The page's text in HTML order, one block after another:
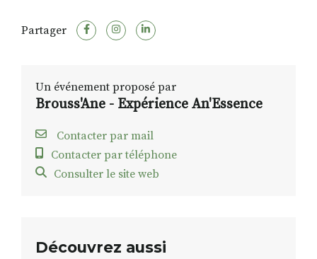
Partager
Un événement proposé par
Brouss'Ane - Expérience An'Essence
Contacter par mail
Contacter par téléphone
Consulter le site web
Découvrez aussi